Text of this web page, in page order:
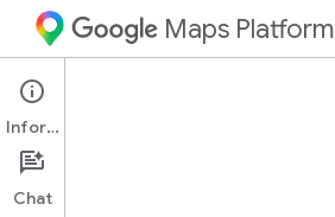
Maps Platform
Información
Chat